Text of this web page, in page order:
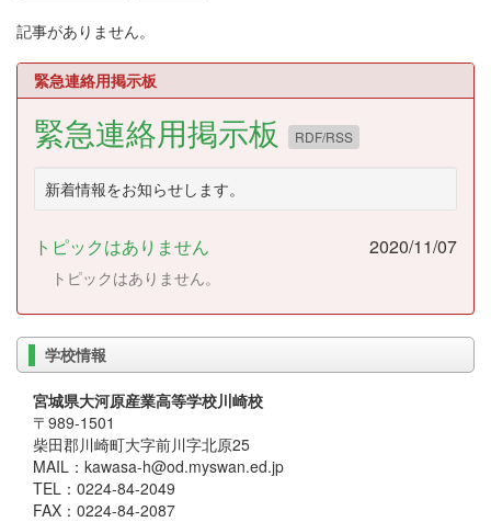
記事がありません。
緊急連絡用掲示板
緊急連絡用掲示板 RDF/RSS
新着情報をお知らせします。
トピックはありません 2020/11/07
トピックはありません。
学校情報
宮城県大河原産業高等学校川崎校
〒989-1501
柴田郡川崎町大字前川字北原25
MAIL：kawasa-h@od.myswan.ed.jp
TEL：0224-84-2049
FAX：0224-84-2087